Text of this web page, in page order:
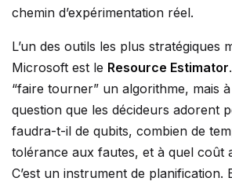
chemin d’expérimentation réel.
L’un des outils les plus stratégiques
Microsoft est le Resource Estimator
“faire tourner” un algorithme, mais
question que les décideurs adorent
faudra-t-il de qubits, combien de
tolérance aux fautes, et à quel coût
C’est un instrument de planification.